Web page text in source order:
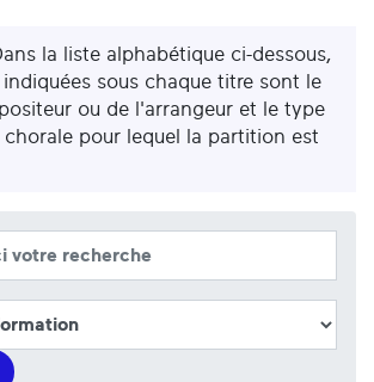
la liste alphabétique ci-dessous,
indiquées sous chaque titre sont le
ou de l'arrangeur et le type
pour lequel la partition est